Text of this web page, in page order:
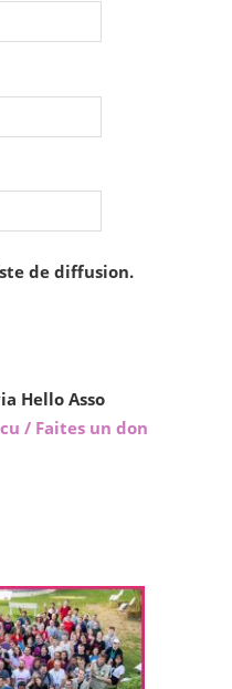
de diffusion.
Hello Asso
/ Faites un don